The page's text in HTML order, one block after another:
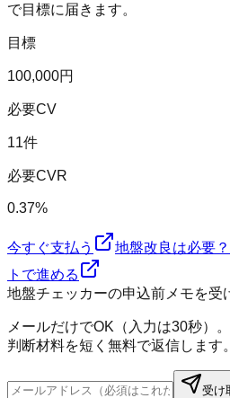
で目標に届きます。
目標
100,000円
必要CV
11件
必要CVR
0.37%
今すぐ支払う 地盤改良は必要？
トで進める
地盤チェッカーの申込前メモを受
メールだけでOK（入力は30秒）
判断材料を短く無料で返信します
受け